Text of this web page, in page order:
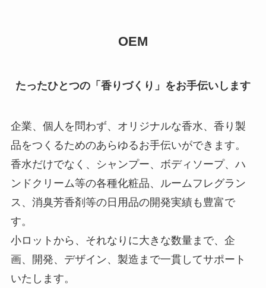
OEM
たったひとつの「香りづくり」をお手伝いします
企業、個人を問わず、オリジナルな香水、香り製
品をつくるためのあらゆるお手伝いができます。
香水だけでなく、シャンプー、ボディソープ、ハ
ンドクリーム等の各種化粧品、ルームフレグラン
ス、消臭芳香剤等の日用品の開発実績も豊富で
す。
小ロットから、それなりに大きな数量まで、企
画、開発、デザイン、製造まで一貫してサポート
いたします。